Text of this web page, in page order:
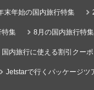
末年始の国内旅行特集
特集 8月の国内旅行特集
国内旅行に使える割引クー
Jetstarで行くパッケージツ